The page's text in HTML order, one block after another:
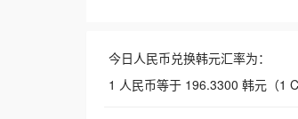
今日人民币兑换韩元汇率为：
1 人民币等于 196.3300 韩元（1